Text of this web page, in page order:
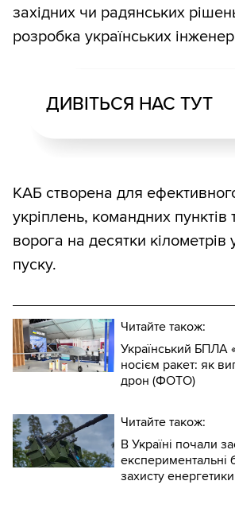
західних чи радянських
розробка українських
ДИВІТЬСЯ НАС ТУТ
КАБ створена для
укріплень, командних пунктів
ворога на десятки кілометрів
пуску.
Читайте також:
Український БПЛА
носієм ракет: як
дрон (ФОТО)
Читайте також:
В Україні почали
експериментальні
захисту енергетики